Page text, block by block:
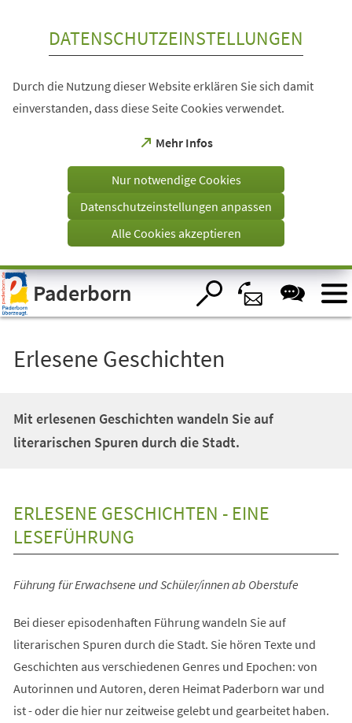
Visuelle
Assistenzsoftware
öffnen.
DATENSCHUTZEINSTELLUNGEN
Durch die Nutzung dieser Website erklären Sie sich damit
einverstanden, dass diese Seite Cookies verwendet.
Mehr Infos
(Öffnet
einem
Tab)
Nur notwendige Cookies
Datenschutzeinstellungen anpassen
Alle Cookies akzeptieren
Paderborn
Erlesene Geschichten
Mit erlesenen Geschichten wandeln Sie auf
literarischen Spuren durch die Stadt.
ERLESENE GESCHICHTEN - EINE
LESEFÜHRUNG
Führung für Erwachsene und Schüler/innen ab Oberstufe
Bei dieser episodenhaften Führung wandeln Sie auf
literarischen Spuren durch die Stadt. Sie hören Texte und
Geschichten aus verschiedenen Genres und Epochen: von
Autorinnen und Autoren, deren Heimat Paderborn war und
ist - oder die hier nur zeitweise gelebt und gearbeitet haben.